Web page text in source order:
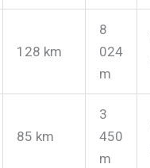
128 km
8
024
m
85 km
3
450
m